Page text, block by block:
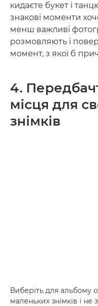
кидаєте букет і
знакові моменти
менш важливі
розмовляють і
момент, з якої б
4.
місця для
знімків
Виберіть для альбому
маленьких знімків і